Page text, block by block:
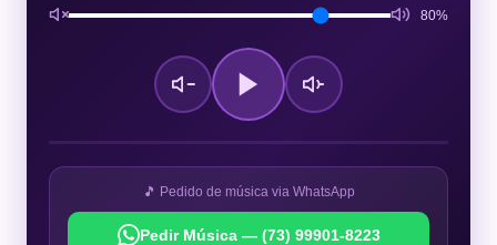
80%
🎵 Pedido de música via WhatsApp
Pedir Música — (73) 99901-8223